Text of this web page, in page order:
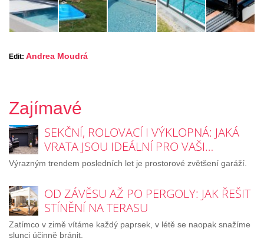
Edit: Andrea Moudrá
Zajímavé
SEKČNÍ, ROLOVACÍ I VÝKLOPNÁ: JAKÁ
VRATA JSOU IDEÁLNÍ PRO VAŠI…
Výrazným trendem posledních let je prostorové zvětšení garáží.
OD ZÁVĚSU AŽ PO PERGOLY: JAK ŘEŠIT
STÍNĚNÍ NA TERASU
Zatímco v zimě vítáme každý paprsek, v létě se naopak snažíme
slunci účinně bránit.